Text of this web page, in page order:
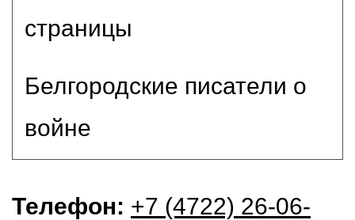
страницы
Белгородские писатели о
войне
Телефон: +7 (4722) 26-06-